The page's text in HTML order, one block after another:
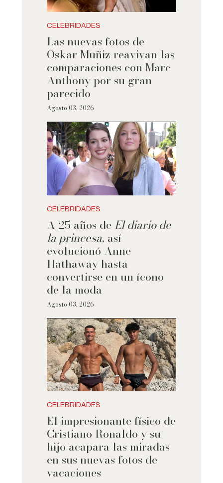
CELEBRIDADES
Las nuevas fotos de
Oskar Muñiz reavivan las
comparaciones con Marc
Anthony por su gran
parecido
Agosto 03, 2026
CELEBRIDADES
A 25 años de El diario de
la princesa, así
evolucionó Anne
Hathaway hasta
convertirse en un ícono
de la moda
Agosto 03, 2026
CELEBRIDADES
El impresionante físico de
Cristiano Ronaldo y su
hijo acapara las miradas
en sus nuevas fotos de
vacaciones